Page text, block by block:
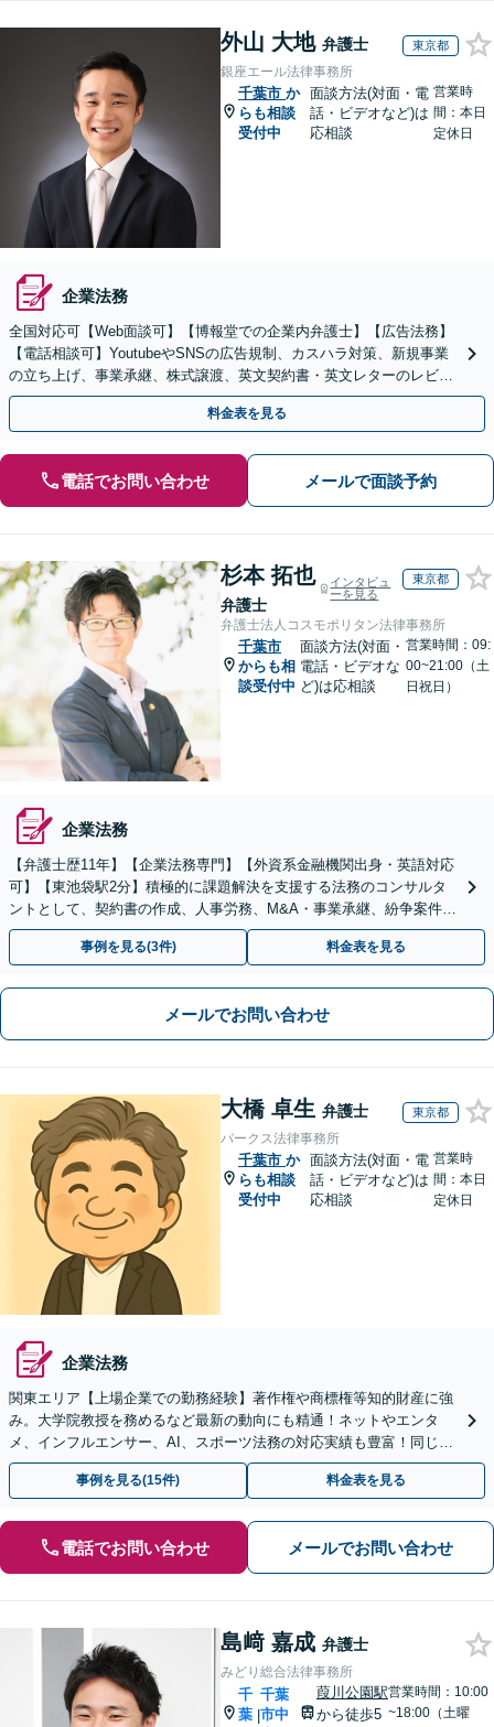
外山 大地 弁護士 東京都
銀座エール法律事務所
千葉市 か
らも相談
受付中
面談方法(対面・電
話・ビデオなど)は
応相談
営業時
間：本日
定休日
企業法務
全国対応可【Web面談可】【博報堂での企業内弁護士】【広告法務】
【電話相談可】YoutubeやSNSの広告規制、カスハラ対策、新規事業
の立ち上げ、事業承継、株式譲渡、英文契約書・英文レターのレビュ
ー・ドラフトなどに対応。
料金表を見る
電話でお問い合わせ メールで面談予約
杉本 拓也
弁護士
インタビュ
ーを見る
東京都
弁護士法人コスモポリタン法律事務所
千葉市
からも相
談受付中
面談方法(対面・
電話・ビデオな
ど)は応相談
営業時間：09:
00~21:00（土
日祝日）
企業法務
【弁護士歴11年】【企業法務専門】【外資系金融機関出身・英語対応
可】【東池袋駅2分】積極的に課題解決を支援する法務のコンサルタ
ントとして、契約書の作成、人事労務、M&A・事業承継、紛争案件等
に広く対応致します【初回面談無料】
事例を見る(3件) 料金表を見る
メールでお問い合わせ
大橋 卓生 弁護士 東京都
パークス法律事務所
千葉市 か
らも相談
受付中
面談方法(対面・電
話・ビデオなど)は
応相談
営業時
間：本日
定休日
企業法務
関東エリア【上場企業での勤務経験】著作権や商標権等知的財産に強
み。大学院教授を務めるなど最新の動向にも精通！ネットやエンタ
メ、インフルエンサー、AI、スポーツ法務の対応実績も豊富！同じ目
線で、実情に合ったアドバイス◎。海外からのご相談も対応
事例を見る(15件) 料金表を見る
電話でお問い合わせ メールでお問い合わせ
島﨑 嘉成 弁護士
みどり総合法律事務所
千
葉 |
千葉
市中
葭川公園駅
から徒歩5
営業時間：10:00
~18:00（土曜